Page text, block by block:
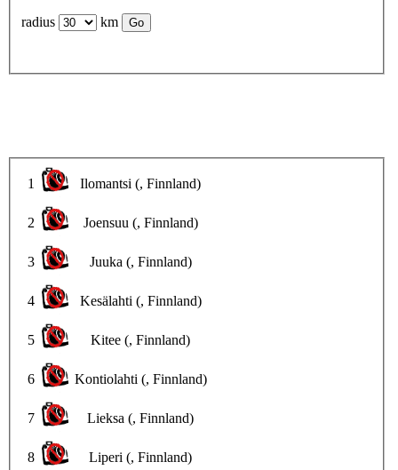
radius km
1 Ilomantsi (, Finnland)
2 Joensuu (, Finnland)
3 Juuka (, Finnland)
4 Kesälahti (, Finnland)
5 Kitee (, Finnland)
6 Kontiolahti (, Finnland)
7 Lieksa (, Finnland)
8 Liperi (, Finnland)